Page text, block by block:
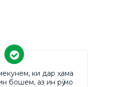
ки дар ҳама
бошем, аз ин рӯ мо